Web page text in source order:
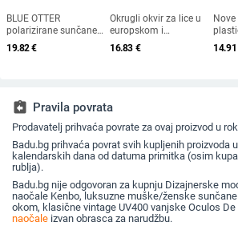
BLUE OTTER
polarizirane sunčane
naočale, sunčane
naočale za sportove
ribolov, sunčane
naočale za vožnju, UV
zaštita
19.82€
Okrugli okvir za lice u
europskom i
američkom stilu, čvrsti
okvir, moderne retro
16.83 € 14.91
assignment_return Pravila povrata
Prodavatelj prihvaća povrate za ovaj proizvod u
Badu.bg prihvaća povrat svih kupljenih proizvoda
kalendarskih dana od datuma primitka (osim
rublja).
Badu.bg nije odgovoran za kupnju Dizajnerske
naočale Kenbo, luksuzne muške/ženske
okom, klasične vintage UV400 vanjske Oculos De
naočale izvan obrasca za narudžbu.